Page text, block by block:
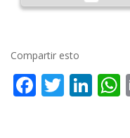
Compartir esto